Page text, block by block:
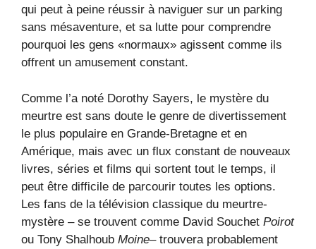
qui peut à peine réussir à naviguer sur un parking
sans mésaventure, et sa lutte pour comprendre
pourquoi les gens «normaux» agissent comme ils
offrent un amusement constant.
Comme l’a noté Dorothy Sayers, le mystère du
meurtre est sans doute le genre de divertissement
le plus populaire en Grande-Bretagne et en
Amérique, mais avec un flux constant de nouveaux
livres, séries et films qui sortent tout le temps, il
peut être difficile de parcourir toutes les options.
Les fans de la télévision classique du meurtre-
mystère – se trouvent comme David Souchet Poirot
ou Tony Shalhoub Moine– trouvera probablement